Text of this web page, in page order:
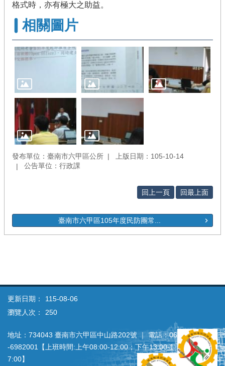
格式時，亦有極大之助益。
相關圖片
發布單位：臺南市六甲區公所
上版日期：105-10-14
公告單位：行政課
回上一頁 回最上面
臺南市六甲區105年度民防團常...
更新日期：
115-08-06
瀏覽人次：
250
地址：734043 臺南市六甲區中山路202號 ｜ 電話：06
‐6982001【上班時間:上午08:00‐12:00；下午13:00‐1
7:00】